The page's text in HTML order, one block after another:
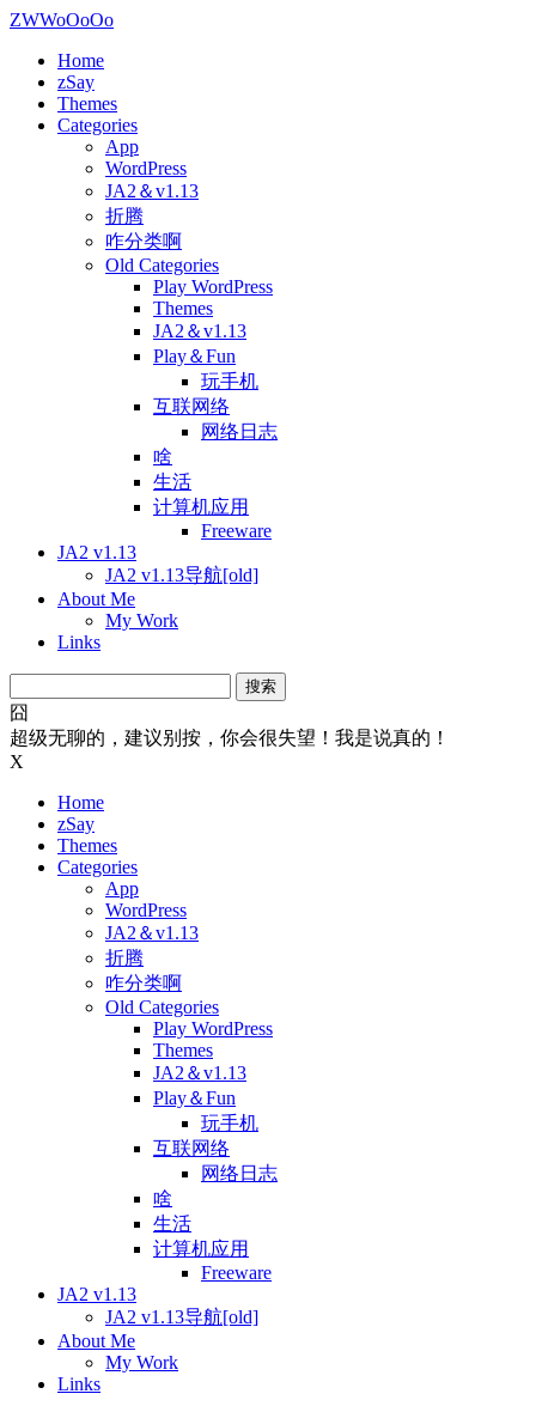
ZWWoOoOo
Home
zSay
Themes
Categories
App
WordPress
JA2＆v1.13
折腾
咋分类啊
Old Categories
Play WordPress
Themes
JA2＆v1.13
Play＆Fun
玩手机
互联网络
网络日志
啥
生活
计算机应用
Freeware
JA2 v1.13
JA2 v1.13导航[old]
About Me
My Work
Links
索：
囧
超级无聊的，建议别按，你会很失望！我是说真的！
X
Home
zSay
Themes
Categories
App
WordPress
JA2＆v1.13
折腾
咋分类啊
Old Categories
Play WordPress
Themes
JA2＆v1.13
Play＆Fun
玩手机
互联网络
网络日志
啥
生活
计算机应用
Freeware
JA2 v1.13
JA2 v1.13导航[old]
About Me
My Work
Links